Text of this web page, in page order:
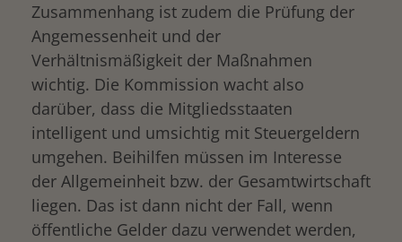
Zusammenhang ist zudem die Prüfung der
Angemessenheit und der
Verhältnismäßigkeit der Maßnahmen
wichtig. Die Kommission wacht also
darüber, dass die Mitgliedsstaaten
intelligent und umsichtig mit Steuergeldern
umgehen. Beihilfen müssen im Interesse
der Allgemeinheit bzw. der Gesamtwirtschaft
liegen. Das ist dann nicht der Fall, wenn
öffentliche Gelder dazu verwendet werden,